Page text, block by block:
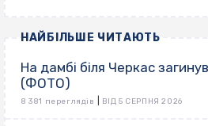
НАЙБІЛЬШЕ ЧИТАЮТЬ
На дамбі біля Черкас
(ФОТО)
8 381 переглядів ВІД 5 СЕРПНЯ 2026